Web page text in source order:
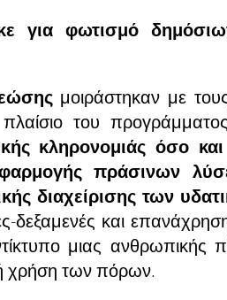
για φωτισμό
μοιράστηκαν με
του
κληρονομιάς όσο
πράσινων
διαχείρισης των
δεξαμενές και
μιας
χρήση των πόρων.